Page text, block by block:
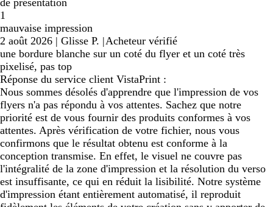
de présentation
1
mauvaise impression
2 août 2026 | Glisse P. |Acheteur vérifié
une bordure blanche sur un coté du flyer et un coté très
pixelisé, pas top
Réponse du service client VistaPrint :
Nous sommes désolés d'apprendre que l'impression de vos
flyers n'a pas répondu à vos attentes. Sachez que notre
priorité est de vous fournir des produits conformes à vos
attentes. Après vérification de votre fichier, nous vous
confirmons que le résultat obtenu est conforme à la
conception transmise. En effet, le visuel ne couvre pas
l'intégralité de la zone d'impression et la résolution du verso
est insuffisante, ce qui en réduit la lisibilité. Notre système
d'impression étant entièrement automatisé, il reproduit